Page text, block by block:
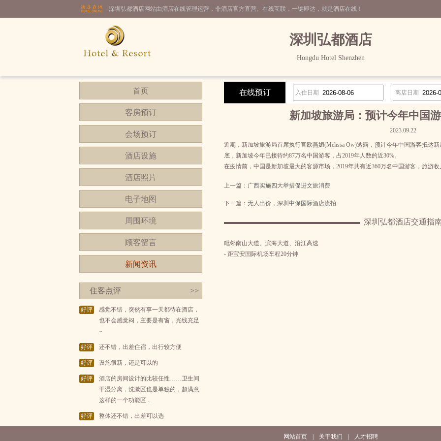
深圳弘都酒店网站由酒店在线管理运营，非酒店官方直营。在线互联，一键即达，就是酒店在线！
深圳弘都酒店
Hongdu Hotel Shenzhen
首页
客房预订
会场预订
酒店设施
酒店照片
电子地图
周围环境
顾客留言
新闻资讯
住客点评 >>
好评
感觉不错，突然有事一天都待在酒店，
也不会感觉闷，主要是有窗，光线充足
~
好评 还不错，出差住宿，出行较方便
好评 设施很新，还是可以的
好评
酒店的房间设计的比较任性……卫生间
干湿分离，洗漱区也是单独的，超满意
这样的一个功能区...
好评 整体还不错，出差可以选
在线预订 入住日期 离店日期
新加坡旅游局：预计今年中国
2023.09.22
近期，新加坡旅游局首席执行官欧燕媚(Melissa Ow)透露，预计今年中国游客抵达
底，新加坡今年已接待约87万名中国游客，占2019年人数的近30%。
在疫情前，中国是新加坡最大的客源市场，2019年共有近360万名中国游客，旅游
上一篇： 广西实施四大举措促进文旅消费
下一篇： 无人出价，深圳中保国际酒店流拍
深圳弘都酒店交通指
毗邻南山大道、滨海大道、沿江高速
- 距宝安国际机场车程20分钟
网站首页 关于我们 人才招聘